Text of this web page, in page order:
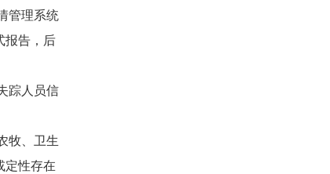
管理系统
报告，后
踪人员信
牧、卫生
定性存在